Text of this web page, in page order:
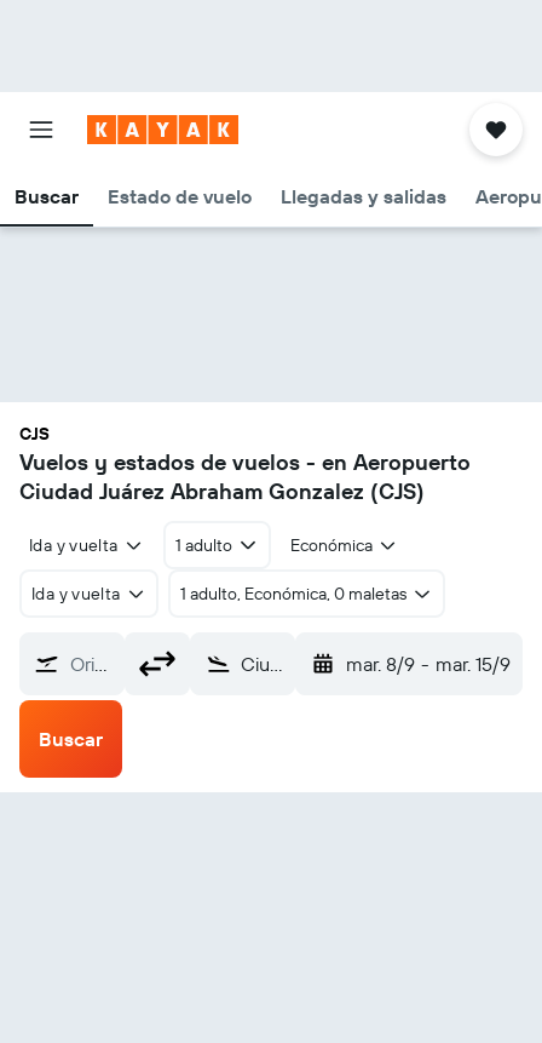
Buscar Estado de vuelo Llegadas y salidas
CJS
Vuelos y estados de vuelos - en Aeropuerto
Ciudad Juárez Abraham Gonzalez (CJS)
Ida y vuelta 1 adulto Económica
Ida y vuelta 1 adulto, Económica, 0 maletas
Origen Ciudad Juárez Abraham Gonzalez (CJS) mar. 8/9 - mar. 15/9
Buscar